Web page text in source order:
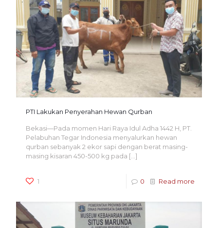
PTI Lakukan Penyerahan Hewan Qurban
Bekasi—Pada momen Hari Raya Idul Adha 1442 H, PT.
Pelabuhan Tegar Indonesia menyalurkan hewan
qurban sebanyak 2 ekor sapi dengan berat masing-
masing kisaran 450-500 kg pada […]
1 0 Read more